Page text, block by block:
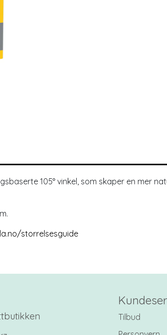
105° vinkel, som skaper en mer
storrelsesguide
Tilbud